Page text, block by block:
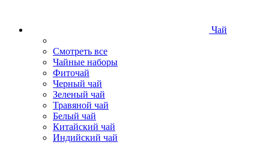
Чай
Смотреть все
Чайные наборы
Фиточай
Черный чай
Зеленый чай
Травяной чай
Белый чай
Китайский чай
Индийский чай